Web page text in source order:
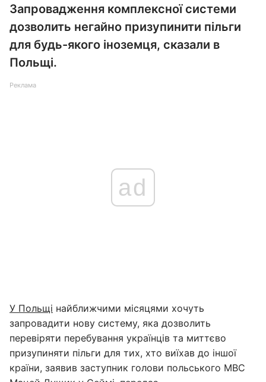
Запровадження комплексної системи
дозволить негайно призупинити пільги
для будь-якого іноземця, сказали в
Польщі.
Реклама
ad
У Польщі найближчими місяцями хочуть
запровадити нову систему, яка дозволить
перевіряти перебування українців та миттєво
призупиняти пільги для тих, хто виїхав до іншої
країни, заявив заступник голови польського МВС